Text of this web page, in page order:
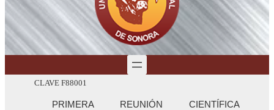
CLAVE F88001
PRIMERA REUNIÓN CIENTÍFICA